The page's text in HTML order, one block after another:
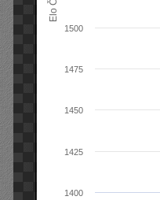
Elo ČR
1400
1425
1450
1475
1500